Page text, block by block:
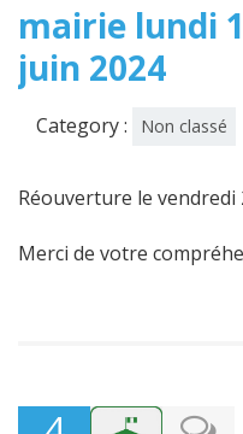
mairie lundi
juin 2024
Category : Non classé
Réouverture le vendredi
Merci de votre